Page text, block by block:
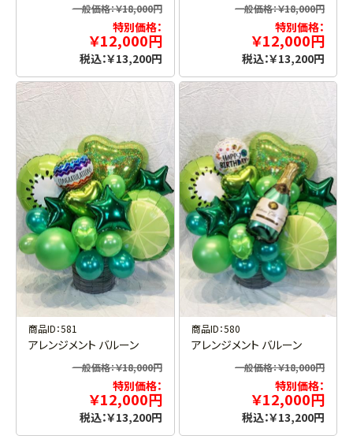
一般価格：￥18,000円
特別価格：
￥12,000円
税込：￥13,200円
一般価格：￥18,000円
特別価格：
￥12,000円
税込：￥13,200円
商品ID：581
アレンジメント バルーン
一般価格：￥18,000円
特別価格：
￥12,000円
税込：￥13,200円
商品ID：580
アレンジメント バルーン
一般価格：￥18,000円
特別価格：
￥12,000円
税込：￥13,200円